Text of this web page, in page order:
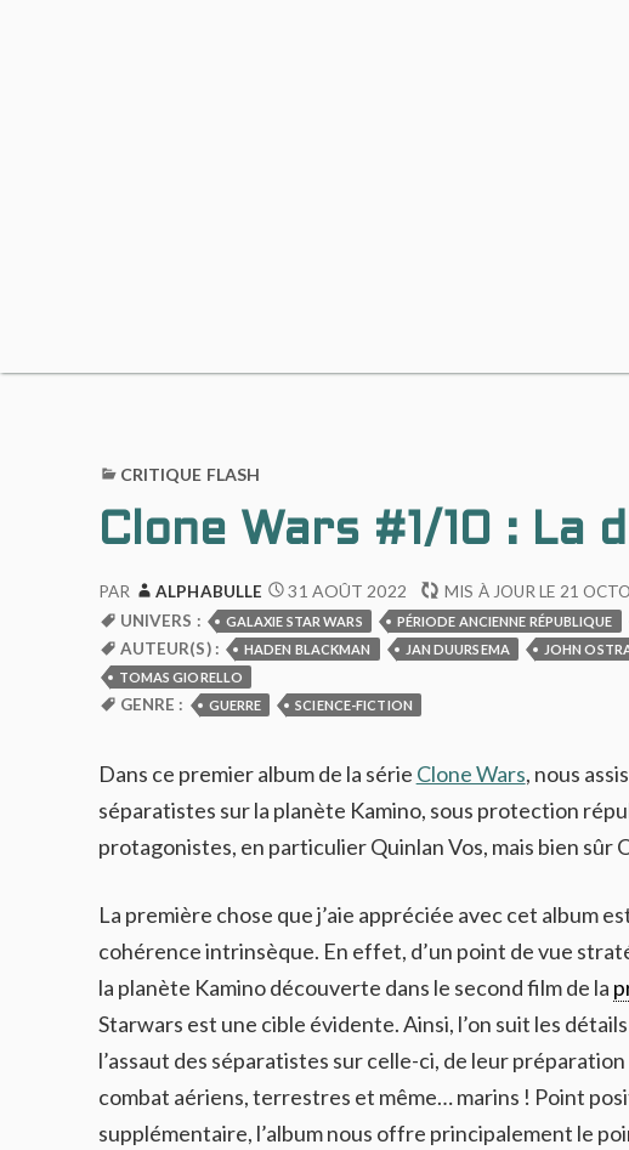
CRITIQUE FLASH
Clone Wars #1/10 : La
PAR ALPHABULLE 31 AOÛT 2022 MIS À JOUR LE 21
UNIVERS :
GALAXIE STAR WARS PÉRIODE ANCIENNE RÉPUBLIQUE
AUTEUR(S) : HADEN BLACKMAN JAN DUURSEMA JOHN
TOMAS GIORELLO
GENRE : GUERRE SCIENCE-FICTION
Dans ce premier album de la série Clone Wars, nous
séparatistes sur la planète Kamino, sous protection
protagonistes, en particulier Quinlan Vos, mais bien sûr
La première chose que j’aie appréciée avec cet album
cohérence intrinsèque. En effet, d’un point de vue
la planète Kamino découverte dans le second film de la
Starwars est une cible évidente. Ainsi, l’on suit les
l’assaut des séparatistes sur celle-ci, de leur préparation
combat aériens, terrestres et même… marins ! Point
supplémentaire, l’album nous offre principalement le